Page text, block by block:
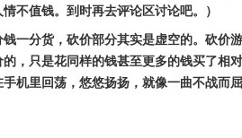
不值钱。到时再去评论区讨论吧。）
一分货，砍价部分其实是虚空的。砍价
，只是花同样的钱甚至更多的钱买了相
机里回荡，悠悠扬扬，就像一曲不战而